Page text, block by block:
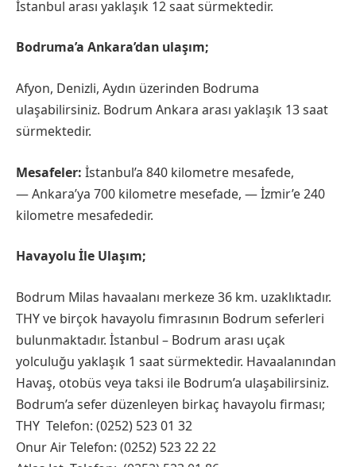
İstanbul arası yaklaşık 12 saat sürmektedir.
Bodruma’a Ankara’dan ulaşım;
Afyon, Denizli, Aydın üzerinden Bodruma
ulaşabilirsiniz. Bodrum Ankara arası yaklaşık 13 saat
sürmektedir.
Mesafeler: İstanbul’a 840 kilometre mesafede,
— Ankara’ya 700 kilometre mesefade, — İzmir’e 240
kilometre mesafededir.
Havayolu İle Ulaşım;
Bodrum Milas havaalanı merkeze 36 km. uzaklıktadır.
THY ve birçok havayolu fimrasının Bodrum seferleri
bulunmaktadır. İstanbul – Bodrum arası uçak
yolculuğu yaklaşık 1 saat sürmektedir. Havaalanından
Havaş, otobüs veya taksi ile Bodrum’a ulaşabilirsiniz.
Bodrum’a sefer düzenleyen birkaç havayolu firması;
THY Telefon: (0252) 523 01 32
Onur Air Telefon: (0252) 523 22 22